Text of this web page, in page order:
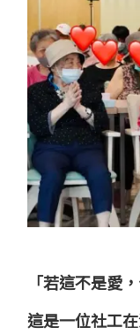
「若這不是愛
這是一位社工